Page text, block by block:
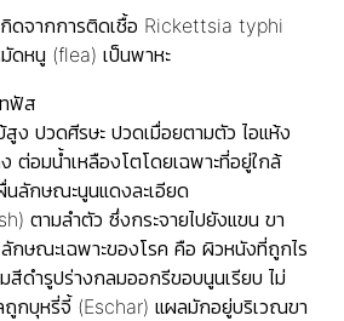
ดจากการติดเชื้อ Rickettsia typhi
ดหนู (flea) เป็นพาหะ
ฟัส
ง ปวดศีรษะ ปวดเมื่อยตามตัว ไอแห้ง
ต่อมน้ำเหลืองโตโดยเฉพาะที่อยู่ใกล้
ลักษณะนูนแดงละเอียด
ตามลำตัว ซึ่งกระจายไปยังแขน ขา
กษณะเฉพาะของโรค คือ ผิวหนังที่ถูกไร
ดำรูปร่างกลมออกรีขอบนูนเรียบ ไม่
กบุหรี่จี้ (Eschar) แผลมักอยู่บริเวณขา